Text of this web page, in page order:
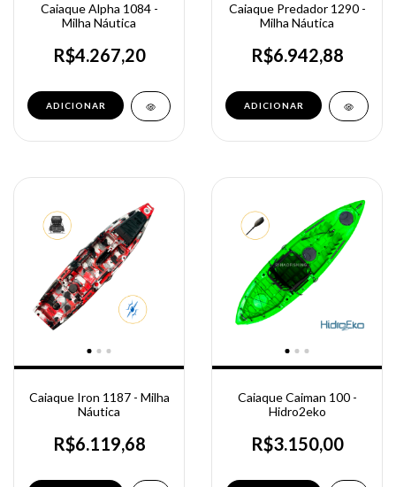
Caiaque Alpha 1084 -
Milha Náutica
R$4.267,20
Caiaque Predador 1290 -
Milha Náutica
R$6.942,88
Caiaque Iron 1187 - Milha
Náutica
R$6.119,68
Caiaque Caiman 100 -
Hidro2eko
R$3.150,00